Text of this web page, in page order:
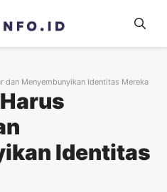
Identitas
dan Menyembunyikan Identitas Mereka